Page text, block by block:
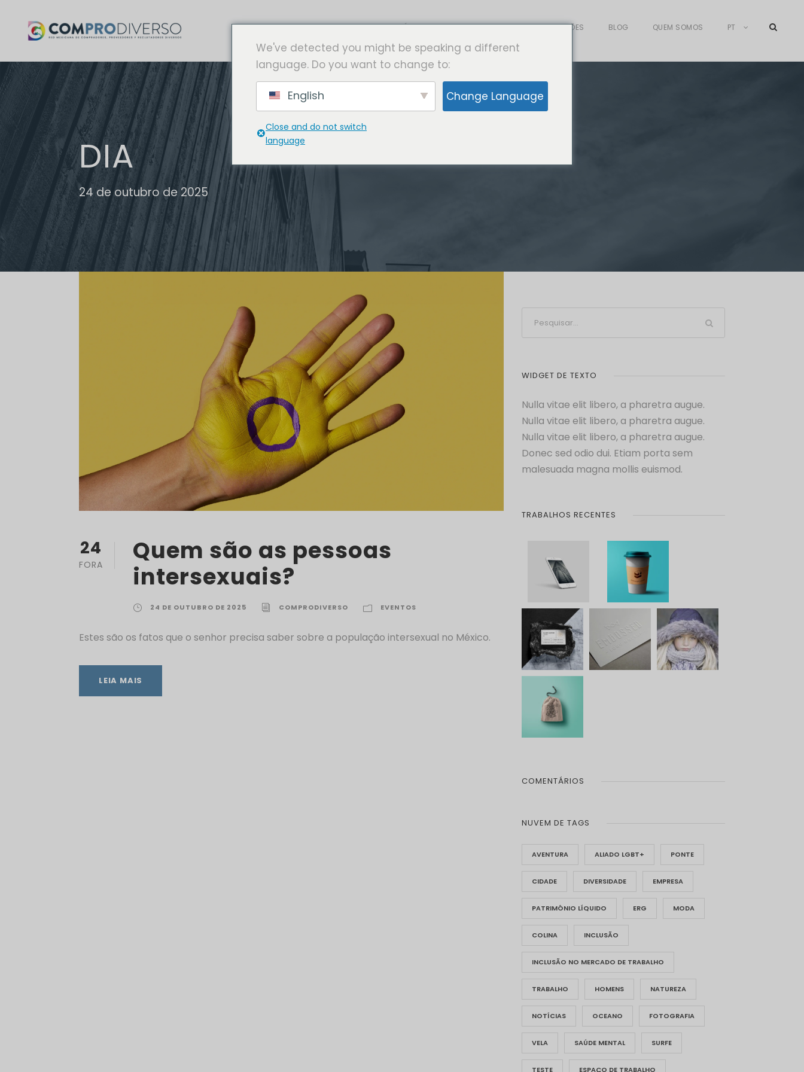
INÍCIO PROGRAMAS AFILIAÇÕES BLOG QUEM SOMOS PT
DIA
24 de outubro de 2025
24
FORA
Quem são as pessoas
intersexuais?
24 DE OUTUBRO DE 2025 COMPRODIVERSO EVENTOS
Estes são os fatos que o senhor precisa saber sobre a população intersexual no México.
LEIA MAIS
WIDGET DE TEXTO
Nulla vitae elit libero, a pharetra augue.
Nulla vitae elit libero, a pharetra augue.
Nulla vitae elit libero, a pharetra augue.
Donec sed odio dui. Etiam porta sem
malesuada magna mollis euismod.
TRABALHOS RECENTES
COMENTÁRIOS
NUVEM DE TAGS
AVENTURA ALIADO LGBT+ PONTE
CIDADE DIVERSIDADE EMPRESA
PATRIMÔNIO LÍQUIDO ERG MODA
COLINA INCLUSÃO
INCLUSÃO NO MERCADO DE TRABALHO
TRABALHO HOMENS NATUREZA
NOTÍCIAS OCEANO FOTOGRAFIA
VELA SAÚDE MENTAL SURFE
TESTE ESPAÇO DE TRABALHO
We've detected you might be speaking a different
language. Do you want to change to:
English Change Language
Close and do not switch
language